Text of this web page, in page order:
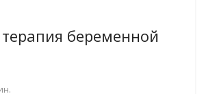
беременной